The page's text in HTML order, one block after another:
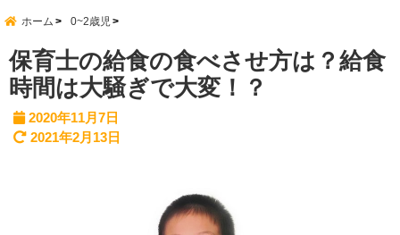
ホーム 0~2歳児
保育士の給食の食べさせ方は？給食
時間は大騒ぎで大変！？
2020年11月7日
2021年2月13日